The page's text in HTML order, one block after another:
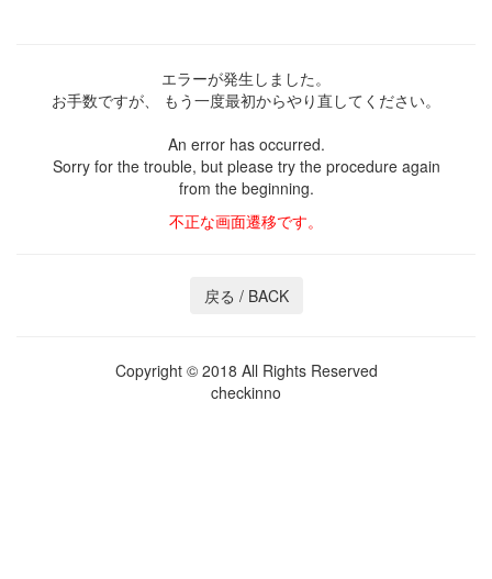
エラーが発生しました。
お手数ですが、
もう一度最初からやり直してください。
An error has occurred.
Sorry for the trouble, but please try the procedure again
from the beginning.
不正な画面遷移です。
Copyright © 2018 All Rights Reserved
checkinno